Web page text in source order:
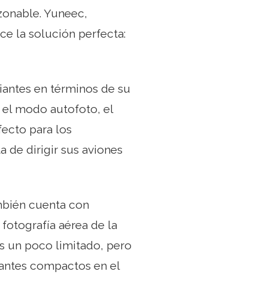
Yuneec,
la solución perfecta:
en términos de su
el modo autofoto, el
para los
de dirigir sus aviones
cuenta con
aérea de la
un poco limitado, pero
compactos en el